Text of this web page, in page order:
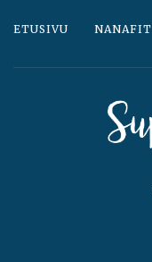
ETUSIVU NANAFIT